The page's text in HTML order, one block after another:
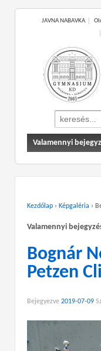
JAVNA NABAVKA
Search
for:
Valamennyi
Kezdőlap › Képgaléria ›
Valamennyi
Bognár
Petzen
Bejegyezve 2019-07-09